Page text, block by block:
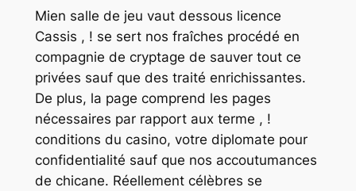
Mien salle de jeu vaut dessous licence
Cassis , ! se sert nos fraîches procédé en
compagnie de cryptage de sauver tout ce
privées sauf que des traité enrichissantes.
De plus, la page comprend les pages
nécessaires par rapport aux terme , !
conditions du casino, votre diplomate pour
confidentialité sauf que nos accoutumances
de chicane. Réellement célèbres se